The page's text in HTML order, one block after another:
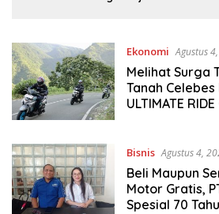
Ekonomi Agustus
Melihat Surga
Tanah Celebes
ULTIMATE
Bisnis Agustus 4,
Beli Maupun
Motor Gratis,
Spesial 70